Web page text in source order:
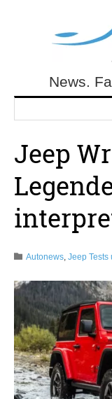
NewCarz.deNews.
Jeep
Autonews, Jeep Tests